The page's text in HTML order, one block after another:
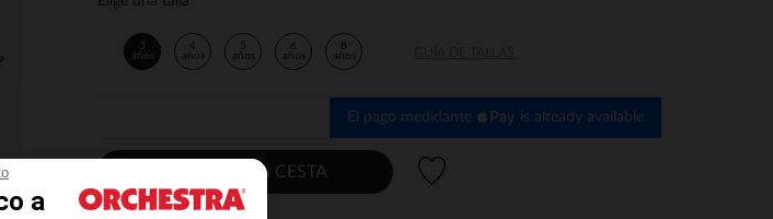
a
3
años
4
años
5
años
6
años
8
años
El pago medidante is already available
AÑADIR A LA CESTA